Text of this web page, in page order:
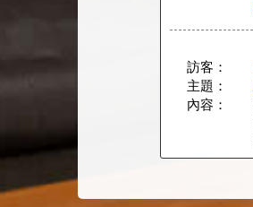
訪客：
主題：
內容：